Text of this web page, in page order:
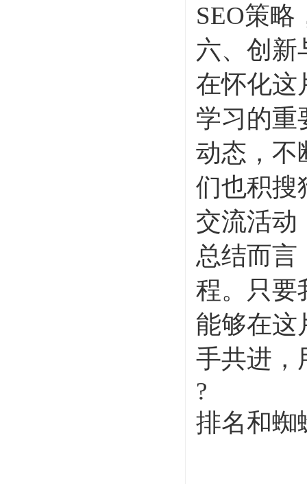
SEO策
六、创新
在怀化这
学习的重
动态，不
们也积搜
交流活动
总结而言
程。只要
能够在这
手共进，
?
排名和蜘